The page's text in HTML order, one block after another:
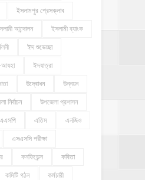
ইসলামপুর প্রেসক্লাব
আন্দোলন ইসলামী ব্যাংক
ঈদ শুভেচ্ছা
ঈদযাত্রা
উদ্বোধন উন্নয়ন
নির্বাচন উপজেলা প্রশাসন
এএসপি এতিম এনজিও
এসএসসি পরীক্ষা
কনফিডেন্স কবিতা
কমিটি গঠন কর্মচারী